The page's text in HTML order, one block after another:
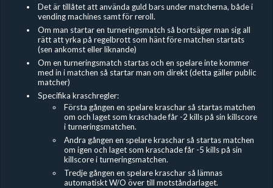
Det är tillåtet att använda guld bars under matcherna, både i
vending machines samt för reroll.
Om man startar en turneringsmatch så bortsäger man sig all
rätt att yrka på regelbrott som hänt före matchen startats
(sen ankomst eller liknande)
Om en turneringsmatch startas och en spelare inte kommer
med in i matchen så startar man om direkt (detta gäller public
matcher)
Specifika kraschregler:
Första gången en spelare kraschar så startas matchen
om och laget som kraschade får -2 kills på sin killscore
i turneringsmatchen.
Andra gången en spelare kraschar så startas matchen
om igen och laget som kraschade får -5 kills på sin
killscore i turneringsmatchen.
Tredje gången en spelare kraschar så lämnas
automatiskt W/O över till motståndarlaget.